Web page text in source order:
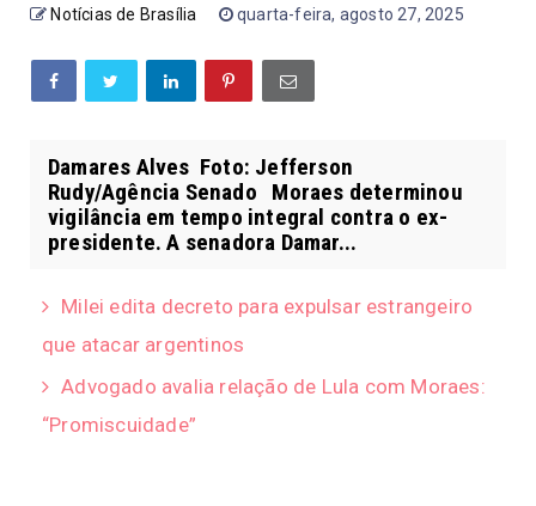
Notícias de Brasília quarta-feira, agosto 27, 2025
Damares Alves Foto: Jefferson
Rudy/Agência Senado Moraes determinou
vigilância em tempo integral contra o ex-
presidente. A senadora Damar...
Milei edita decreto para expulsar estrangeiro
que atacar argentinos
Advogado avalia relação de Lula com Moraes:
“Promiscuidade”